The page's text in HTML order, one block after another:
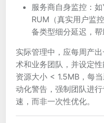
服务商自身监控：
RUM（真实用户监
备类型细分延迟，帮
实际管理中，应每周产
术和业务团队，并设定
资源大小 < 1.5MB，每
动化警告，强制团队进
速，而非一次性优化。